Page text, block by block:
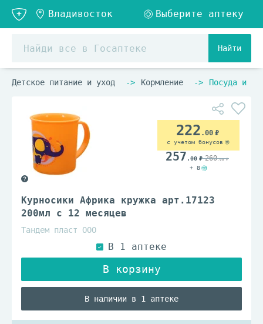
Найти
Детское питание и уход Кормление Посуда и
Курносики Африка кружка арт.17123
200мл с 12 месяцев
Тандем пласт ООО
В наличии в 1 аптеке
222 .00
с учетом бонусов
257 .00 260.00
+ 8